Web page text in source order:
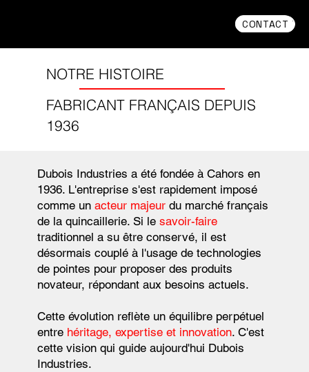
CONTACT
CONTACT
CONTACT
NOTRE HISTOIRE
FABRICANT FRANÇAIS DEPUIS
1936
Dubois Industries a été fondée à Cahors en
1936. L'entreprise s'est rapidement imposé
comme unacteur majeur du marché français
de la quincaillerie. Si lesavoir-faire
traditionnel a su être conservé, il est
désormais couplé à l'usage de technologies
de pointes pour proposer des produits
novateur, répondant aux besoins actuels.
Cette évolution reflète un équilibre perpétuel
entre héritage, expertise et innovation. C'est
cette vision qui guide aujourd'hui Dubois
Industries.